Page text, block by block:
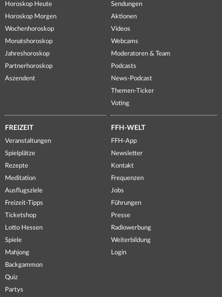
Horoskop Heute
Horoskop Morgen
Wochenhoroskop
Monatshoroskop
Jahreshoroskop
Partnerhoroskop
Aszendent
Sendungen
Aktionen
Videos
Webcams
Moderatoren & Team
Podcasts
News-Podcast
Themen-Ticker
Voting
FREIZEIT
Veranstaltungen
Spielplätze
Rezepte
Meditation
Ausflugsziele
Freizeit-Tipps
Ticketshop
Lotto Hessen
Spiele
Mahjong
Backgammon
Quiz
Partys
FFH-WELT
FFH-App
Newsletter
Kontakt
Frequenzen
Jobs
Führungen
Presse
Radiowerbung
Weiterbildung
Login